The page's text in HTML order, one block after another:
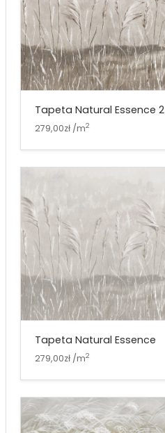
Tapeta Natural Essence 2
279,00zł /m2
Tapeta Natural Essence
279,00zł /m2